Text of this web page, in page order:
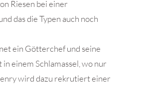
Riesen bei einer
das die Typen auch noch
ein Götterchef und seine
einem Schlamassel, wo nur
wird dazu rekrutiert einer